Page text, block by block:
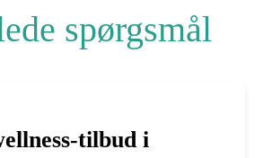
spørgsmål
tilbud i